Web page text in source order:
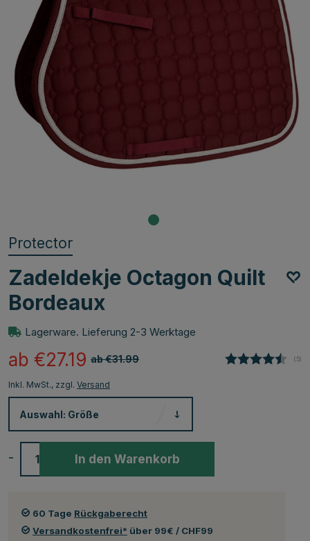
Protector
Zadeldekje Octagon Quilt
Bordeaux
Lagerware. Lieferung 2-3 Werktage
ab €31.99
ab €27.19 (5)
Inkl. MwSt., zzgl. Versand
Auswahl: Größe
- In den Warenkorb
60 Tage Rückgaberecht
Versandkostenfrei* über 99€ / CHF99